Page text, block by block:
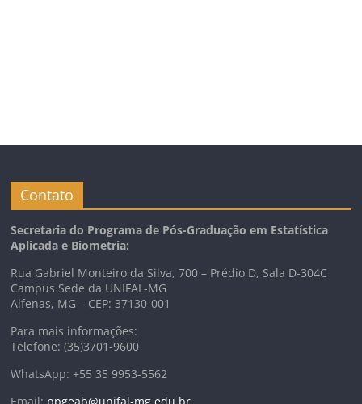
Contato
Secretaria do Programa de Pós-Graduação em Estatística
Aplicada e Biometria:
Rua Gabriel Monteiro da Silva, 700 – Prédio D, Sala D-304C
Campus Sede da UNIFAL-MG
Alfenas, MG – CEP: 37130-001
Para mais informações:
Telefone: (35)3701-9600
WhatsApp: +55 35 9953-5562